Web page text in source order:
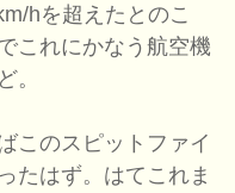
hを超えたとのこ
これにかなう航空機
。
このスピットファイ
たはず。はてこれま